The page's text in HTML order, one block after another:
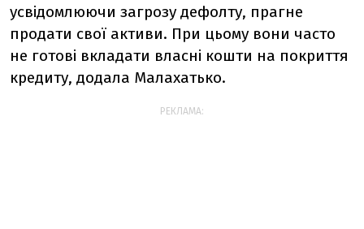
усвідомлюючи загрозу дефолту, прагне
продати свої активи. При цьому вони часто
не готові вкладати власні кошти на покриття
кредиту, додала Малахатько.
РЕКЛАМА: